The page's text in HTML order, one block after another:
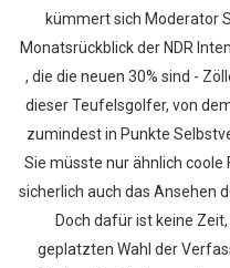
kümmert sich Moderator
Monatsrückblick der NDR
, die die neuen 30% sind -
dieser Teufelsgolfer, von
zumindest in Punkte
Sie müsste nur ähnlich
sicherlich auch das Ansehen
Doch dafür ist keine
geplatzten Wahl der